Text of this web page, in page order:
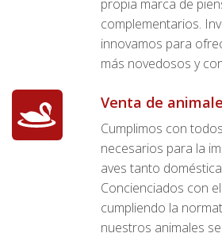
propia marca de
complementarios.
innovamos para
más novedosos y
Venta de
Cumplimos con
necesarios para la
aves tanto
Concienciados con
cumpliendo la
nuestros animales